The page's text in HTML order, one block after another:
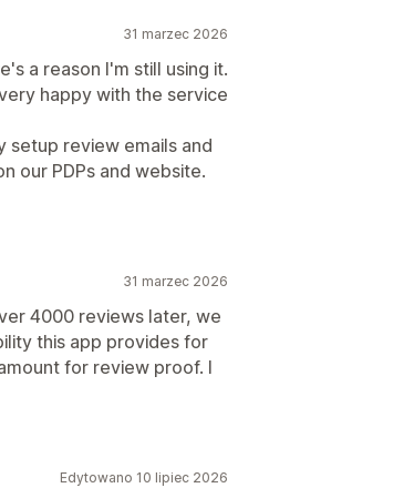
31 marzec 2026
a reason I'm still using it.
happy with the service
setup review emails and
our PDPs and website.
31 marzec 2026
4000 reviews later, we
this app provides for
for review proof. I
Edytowano 10 lipiec 2026